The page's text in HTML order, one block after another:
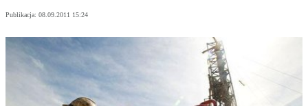
Publikacja: 08.09.2011 15:24